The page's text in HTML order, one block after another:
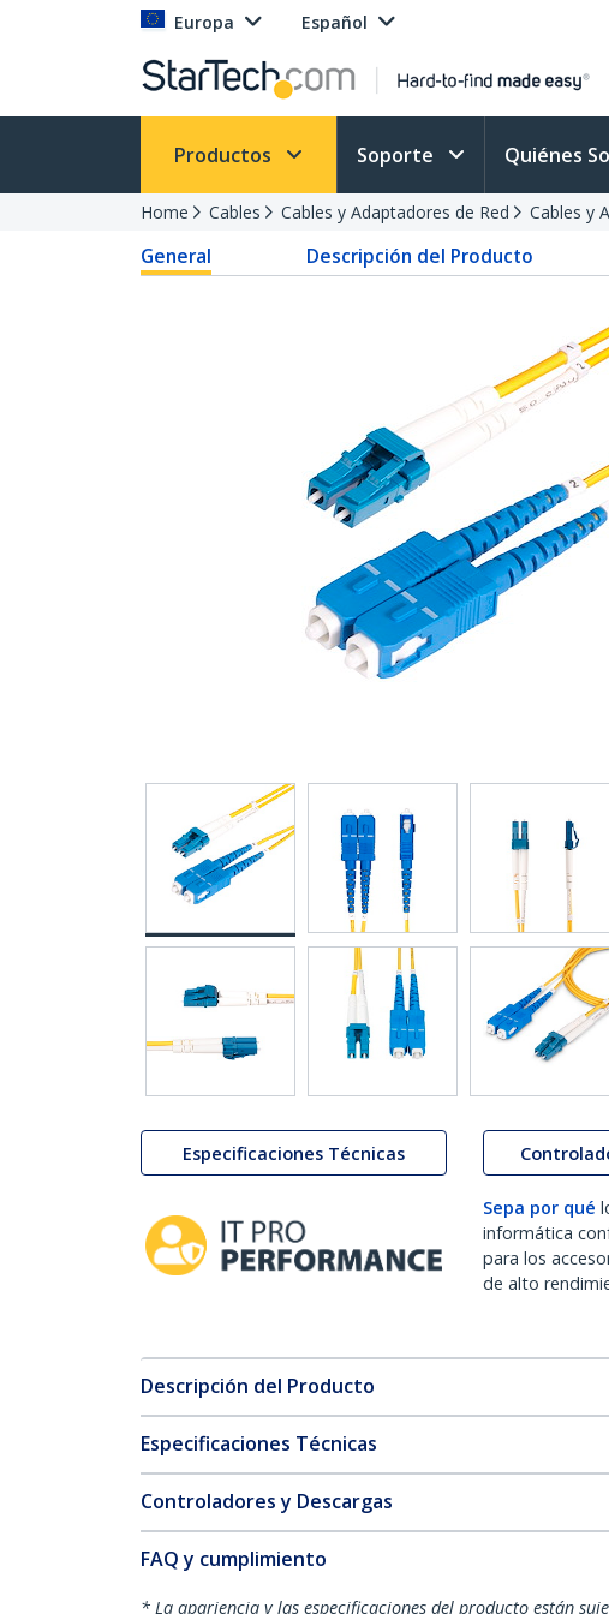
Europa Español
Productos Soporte Quiénes
Home Cables Cables y Adaptadores de Red Cables y
General Descripción del Producto
Especificaciones Técnicas
Sepa por qué
informática
para los
de alto
Descripción del Producto
Especificaciones Técnicas
Controladores y Descargas
FAQ y cumplimiento
* La apariencia y las especificaciones del producto están